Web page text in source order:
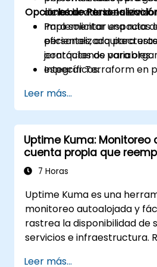
ciclo de vida del
Implementar espacios
eficientes,
jerarquías de variables.
Integrar Terraform en
infraestructura.
de laboratorio en vivo.
Opciones de
Para solicitar una ruta
personalizada para
contáctenos para
específicos.
Leer más...
Uptime Kuma: Monitoreo
cuenta propia que
y Pingdom
7 Horas
Uptime Kuma es una
monitoreo autoalojada y
rastrea la disponibilidad de
servicios e infraestructura.
Leer más...